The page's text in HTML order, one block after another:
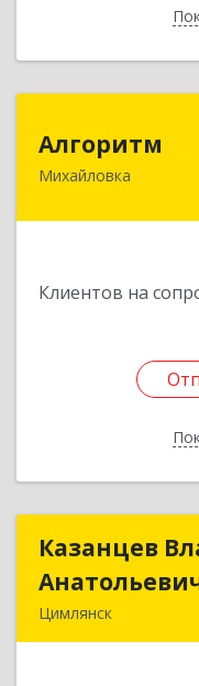
Алгоритм
Михайловка
Клиентов на
Казанцев
Цимлянск